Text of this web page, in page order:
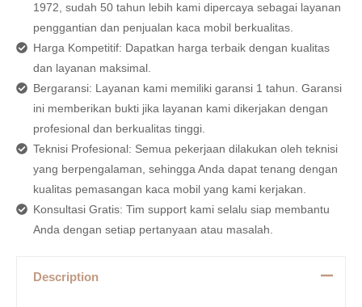
1972, sudah 50 tahun lebih kami dipercaya sebagai layanan
penggantian dan penjualan kaca mobil berkualitas.
Harga Kompetitif: Dapatkan harga terbaik dengan kualitas
dan layanan maksimal.
Bergaransi: Layanan kami memiliki garansi 1 tahun. Garansi
ini memberikan bukti jika layanan kami dikerjakan dengan
profesional dan berkualitas tinggi.
Teknisi Profesional: Semua pekerjaan dilakukan oleh teknisi
yang berpengalaman, sehingga Anda dapat tenang dengan
kualitas pemasangan kaca mobil yang kami kerjakan.
Konsultasi Gratis: Tim support kami selalu siap membantu
Anda dengan setiap pertanyaan atau masalah.
Description